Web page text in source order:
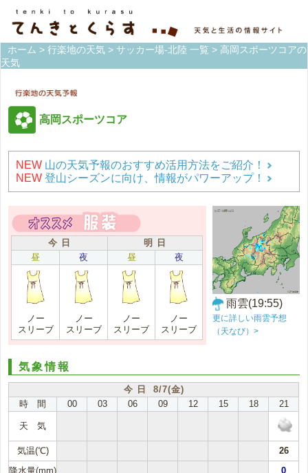
ホーム > 行楽地の天気 > サッカー場-北陸 一覧 > 高岡スポーツコアの
天気
高岡スポーツコア
NEW 山の天気予報のおすすめ活用方法をご紹介！
NEW 登山シーズンに向け、情報がパワーアップ！
今 日
明 日
昼
夜 昼 夜
ノー
スリーブ
ノー
スリーブ
ノー
スリーブ
ノー
スリーブ
雨雲(19:55)
更に詳しい雨雲予想
（天なび）>
気象情報
今 日 8/7(金)
時 間
00 03 06 09 12 15 18 21
天 気
気温(℃)
26
降水量(mm)
0